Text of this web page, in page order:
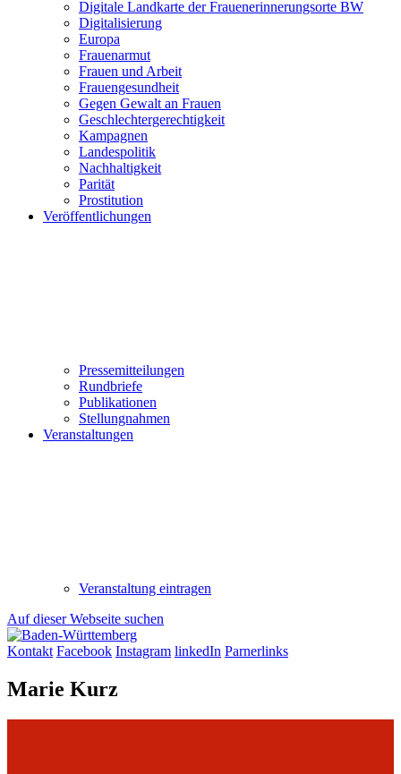
Digitale Landkarte der Frauenerinnerungsorte BW
Digitalisierung
Europa
Frauenarmut
Frauen und Arbeit
Frauengesundheit
Gegen Gewalt an Frauen
Geschlechtergerechtigkeit
Kampagnen
Landespolitik
Nachhaltigkeit
Parität
Prostitution
Veröffentlichungen
Pressemitteilungen
Rundbriefe
Publikationen
Stellungnahmen
Veranstaltungen
Veranstaltung eintragen
Auf dieser Webseite suchen
Kontakt Facebook Instagram linkedIn Parnerlinks
Marie Kurz